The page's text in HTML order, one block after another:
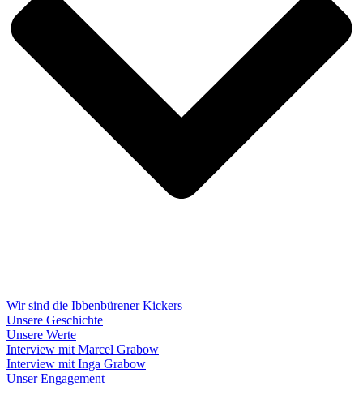
Wir sind die Ibbenbürener Kickers
Unsere Geschichte
Unsere Werte
Interview mit Marcel Grabow
Interview mit Inga Grabow
Unser Engagement